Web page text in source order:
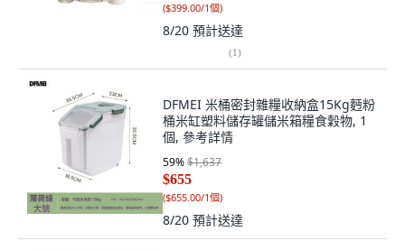
($399.00/1個)
8/20 預計送達
(1)
DFMEI 米桶密封雜糧收納盒15Kg麪粉
桶米缸塑料儲存罐儲米箱糧食穀物, 1
個, 參考詳情
59%$1,637
$655
($655.00/1個)
8/20 預計送達